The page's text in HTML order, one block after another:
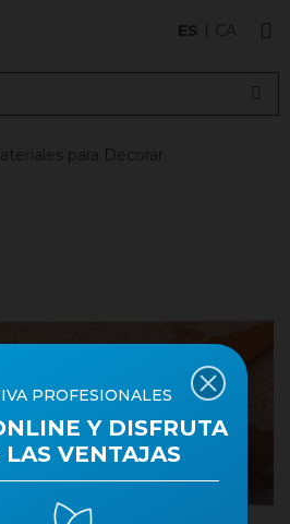
ES CA
para Decorar
PROFESIONALES
Y DISFRUTA
VENTAJAS